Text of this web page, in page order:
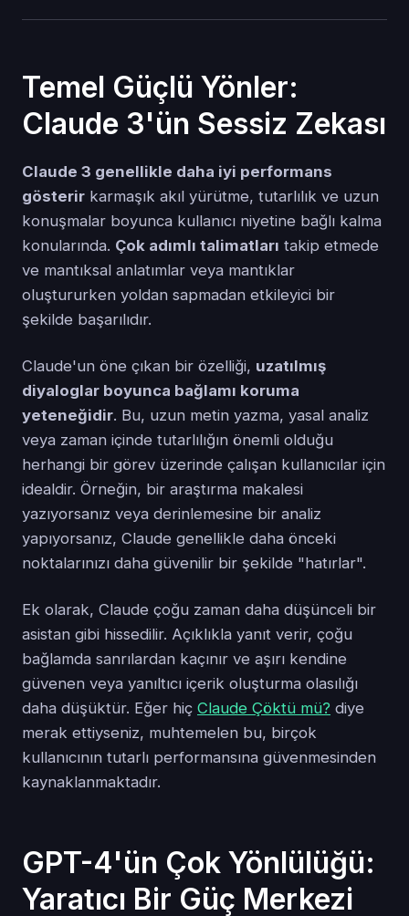
Temel Güçlü Yönler:
Claude 3'ün Sessiz Zekası
Claude 3 genellikle daha iyi performans
gösterir karmaşık akıl yürütme, tutarlılık ve uzun
konuşmalar boyunca kullanıcı niyetine bağlı kalma
konularında. Çok adımlı talimatları takip etmede
ve mantıksal anlatımlar veya mantıklar
oluştururken yoldan sapmadan etkileyici bir
şekilde başarılıdır.
Claude'un öne çıkan bir özelliği, uzatılmış
diyaloglar boyunca bağlamı koruma
yeteneğidir. Bu, uzun metin yazma, yasal analiz
veya zaman içinde tutarlılığın önemli olduğu
herhangi bir görev üzerinde çalışan kullanıcılar için
idealdir. Örneğin, bir araştırma makalesi
yazıyorsanız veya derinlemesine bir analiz
yapıyorsanız, Claude genellikle daha önceki
noktalarınızı daha güvenilir bir şekilde "hatırlar".
Ek olarak, Claude çoğu zaman daha düşünceli bir
asistan gibi hissedilir. Açıklıkla yanıt verir, çoğu
bağlamda sanrılardan kaçınır ve aşırı kendine
güvenen veya yanıltıcı içerik oluşturma olasılığı
daha düşüktür. Eğer hiç Claude Çöktü mü? diye
merak ettiyseniz, muhtemelen bu, birçok
kullanıcının tutarlı performansına güvenmesinden
kaynaklanmaktadır.
GPT-4'ün Çok Yönlülüğü:
Yaratıcı Bir Güç Merkezi